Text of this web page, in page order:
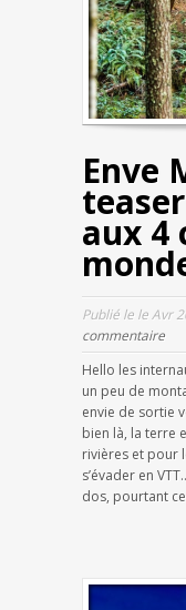
Enve
aux 4
Publié le le Avr
commentaire
Hello les
un peu de
envie de sortie
bien là, la terre
rivières et pour
s’évader en
dos, pourtant